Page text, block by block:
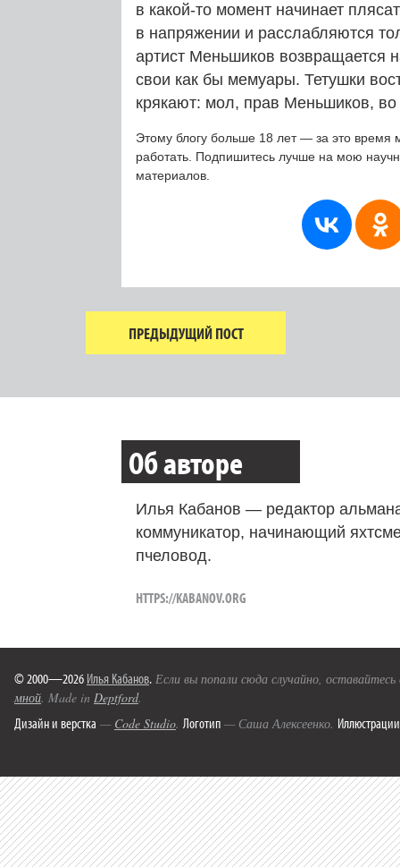
в какой-то момент начинает
в напряжении и расслабляются
артист Меньшиков возвращается
свои как бы мемуары. Тетушки
крякают: мол, прав Меньшиков,
Этому блогу больше 18 лет — за это время
работать. Подпишитесь лучше на мою
материалов.
ПРЕДЫДУЩИЙ ПОСТ
Об авторе
Илья Кабанов — редактор
коммуникатор, начинающий
пчеловод.
HTTPS://KABANOV.ORG
© 2000—2026 Илья Кабанов. Если вы попали сюда случайно,
мной. Made in Deptford.
Дизайн и верстка — Code Studio. Логотип — Саша Алексеенко. Иллюстрации